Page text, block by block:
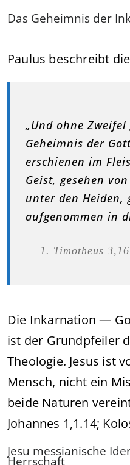
Das Geheimnis der
Paulus beschreibt
„Und ohne
Geheimnis der
erschienen im
Geist, gesehen
unter den Heiden,
aufgenommen in
Timotheus 3,16
Die Inkarnation —
ist der Grundpfeiler
Theologie. Jesus ist
Mensch, nicht ein
beide Naturen
Johannes 1,1.14;
Jesu messianische
Herrschaft